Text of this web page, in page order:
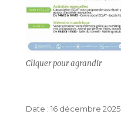
Cliquer pour agrandir
Publié
16 décembre 2025